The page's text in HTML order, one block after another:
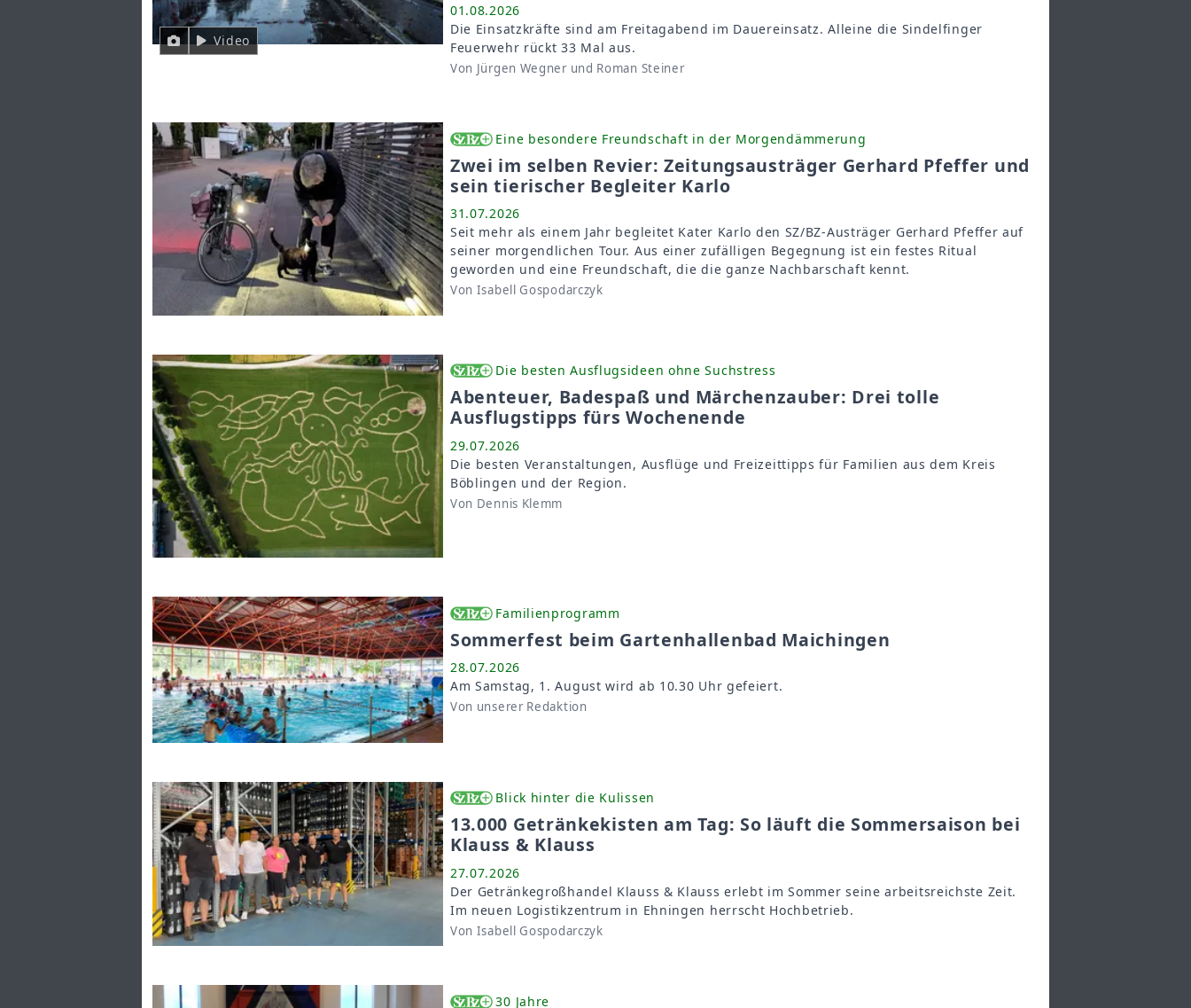
Video
01.08.2026
Die Einsatzkräfte sind am Freitagabend im Dauereinsatz. Alleine die Sindelfinger
Feuerwehr rückt 33 Mal aus.
Von Jürgen Wegner und Roman Steiner
Eine besondere Freundschaft in der Morgendämmerung
Zwei im selben Revier: Zeitungsausträger Gerhard Pfeffer und
sein tierischer Begleiter Karlo
31.07.2026
Seit mehr als einem Jahr begleitet Kater Karlo den SZ/BZ-Austräger Gerhard Pfeffer auf
seiner morgendlichen Tour. Aus einer zufälligen Begegnung ist ein festes Ritual
geworden und eine Freundschaft, die die ganze Nachbarschaft kennt.
Von Isabell Gospodarczyk
Die besten Ausflugsideen ohne Suchstress
Abenteuer, Badespaß und Märchenzauber: Drei tolle
Ausflugstipps fürs Wochenende
29.07.2026
Die besten Veranstaltungen, Ausflüge und Freizeittipps für Familien aus dem Kreis
Böblingen und der Region.
Von Dennis Klemm
Familienprogramm
Sommerfest beim Gartenhallenbad Maichingen
28.07.2026
Am Samstag, 1. August wird ab 10.30 Uhr gefeiert.
Von unserer Redaktion
Blick hinter die Kulissen
13.000 Getränkekisten am Tag: So läuft die Sommersaison bei
Klauss & Klauss
27.07.2026
Der Getränkegroßhandel Klauss & Klauss erlebt im Sommer seine arbeitsreichste Zeit.
Im neuen Logistikzentrum in Ehningen herrscht Hochbetrieb.
Von Isabell Gospodarczyk
30 Jahre